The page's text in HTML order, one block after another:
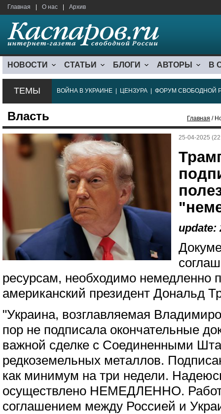
Главная О нас Архив
НОВОСТИ СТАТЬИ БЛОГИ АВТОРЫ В
ТЕМЫ ВОЙНА В УКРАИНЕ ЦЕНЗУРА ФОРУМ СВОБОДНОЙ
Власть Главная /
25-04-2025
update:
ресурсам, необходимо немедленно
американский президент Дональд
"Украина, возглавляемая
пор не подписала окончательные
важной сделке с Соединенными
редкоземельных металлов.
как минимум на три недели.
осуществлено НЕМЕДЛЕННО.
соглашением между Россией и